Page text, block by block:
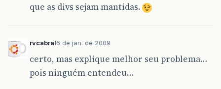
que as divs sejam mantidas.
rvcabral6 de jan. de 2009
certo, mas explique melhor seu problema…
pois ninguém entendeu…